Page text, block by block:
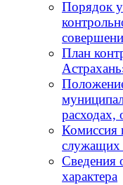
Порядок
План
расходах,
Комиссия
служащих
Сведения
характера